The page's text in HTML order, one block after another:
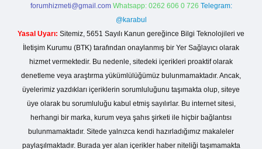
forumhizmeti@gmail.com Whatsapp: 0262 606 0 726 Telegram:
@karabul
Yasal Uyarı: Sitemiz, 5651 Sayılı Kanun gereğince Bilgi Teknolojileri ve
İletişim Kurumu (BTK) tarafından onaylanmış bir Yer Sağlayıcı olarak
hizmet vermektedir. Bu nedenle, sitedeki içerikleri proaktif olarak
denetleme veya araştırma yükümlülüğümüz bulunmamaktadır. Ancak,
üyelerimiz yazdıkları içeriklerin sorumluluğunu taşımakta olup, siteye
üye olarak bu sorumluluğu kabul etmiş sayılırlar. Bu internet sitesi,
herhangi bir marka, kurum veya şahıs şirketi ile hiçbir bağlantısı
bulunmamaktadır. Sitede yalnızca kendi hazırladığımız makaleler
paylaşılmaktadır. Burada yer alan içerikler haber niteliği taşımamakta